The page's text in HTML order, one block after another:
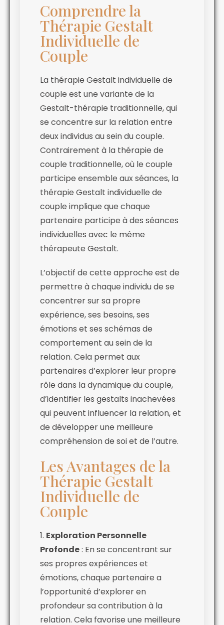
Comprendre la
Thérapie Gestalt
Individuelle de
Couple
La thérapie Gestalt individuelle de
couple est une variante de la
Gestalt-thérapie traditionnelle, qui
se concentre sur la relation entre
deux individus au sein du couple.
Contrairement à la thérapie de
couple traditionnelle, où le couple
participe ensemble aux séances, la
thérapie Gestalt individuelle de
couple implique que chaque
partenaire participe à des séances
individuelles avec le même
thérapeute Gestalt.
L’objectif de cette approche est de
permettre à chaque individu de se
concentrer sur sa propre
expérience, ses besoins, ses
émotions et ses schémas de
comportement au sein de la
relation. Cela permet aux
partenaires d’explorer leur propre
rôle dans la dynamique du couple,
d’identifier les gestalts inachevées
qui peuvent influencer la relation, et
de développer une meilleure
compréhension de soi et de l’autre.
Les Avantages de la
Thérapie Gestalt
Individuelle de
Couple
1. Exploration Personnelle
Profonde: En se concentrant sur
ses propres expériences et
émotions, chaque partenaire a
l’opportunité d’explorer en
profondeur sa contribution à la
relation. Cela favorise une meilleure